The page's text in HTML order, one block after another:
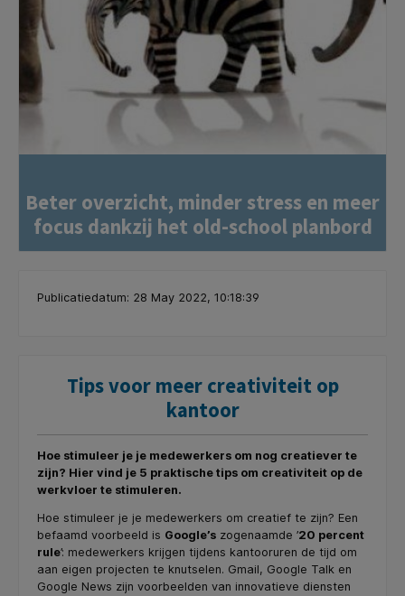
Beter overzicht, minder stress en meer
focus dankzij het old-school planbord
Publicatiedatum: 28 May 2022, 10:18:39
Tips voor meer creativiteit op
kantoor
Hoe stimuleer je je medewerkers om nog creatiever te
zijn? Hier vind je 5 praktische tips om creativiteit op de
werkvloer te stimuleren.
Hoe stimuleer je je medewerkers om creatief te zijn? Een
befaamd voorbeeld is Google’s zogenaamde ’20 percent
rule’: medewerkers krijgen tijdens kantooruren de tijd om
aan eigen projecten te knutselen. Gmail, Google Talk en
Google News zijn voorbeelden van innovatieve diensten